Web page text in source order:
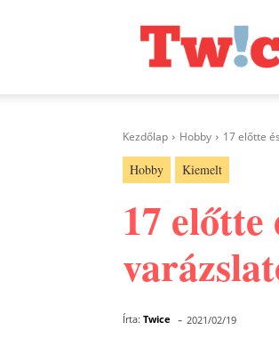
Kezdőlap Hobby 17 előtte
Hobby Kiemelt
17
Írta: Twice - 2021/02/19